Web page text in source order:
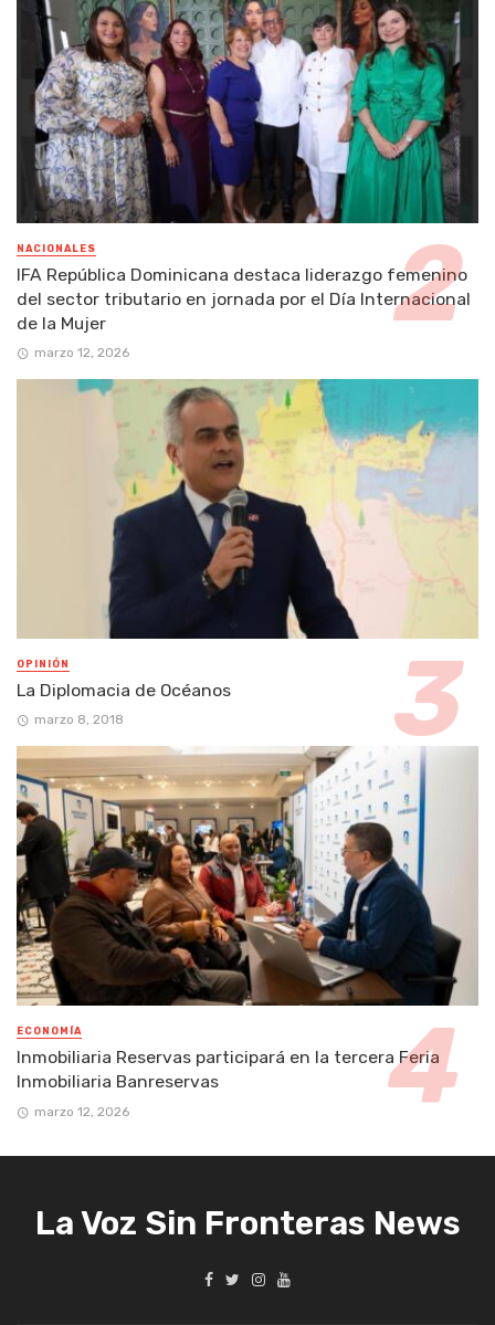
NACIONALES
IFA República Dominicana destaca liderazgo femenino
del sector tributario en jornada por el Día Internacional
de la Mujer
marzo 12, 2026
OPINIÓN
La Diplomacia de Océanos
marzo 8, 2018
ECONOMÍA
Inmobiliaria Reservas participará en la tercera Feria
Inmobiliaria Banreservas
marzo 12, 2026
La Voz Sin Fronteras News